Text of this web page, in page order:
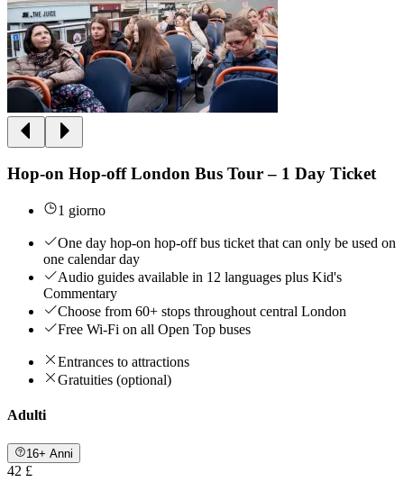
Hop-on Hop-off London Bus Tour – 1 Day Ticket
1 giorno
One day hop-on hop-off bus ticket that can only be used on
one calendar day
Audio guides available in 12 languages plus Kid's
Commentary
Choose from 60+ stops throughout central London
Free Wi-Fi on all Open Top buses
Entrances to attractions
Gratuities (optional)
Adulti
16+ Anni
42 £